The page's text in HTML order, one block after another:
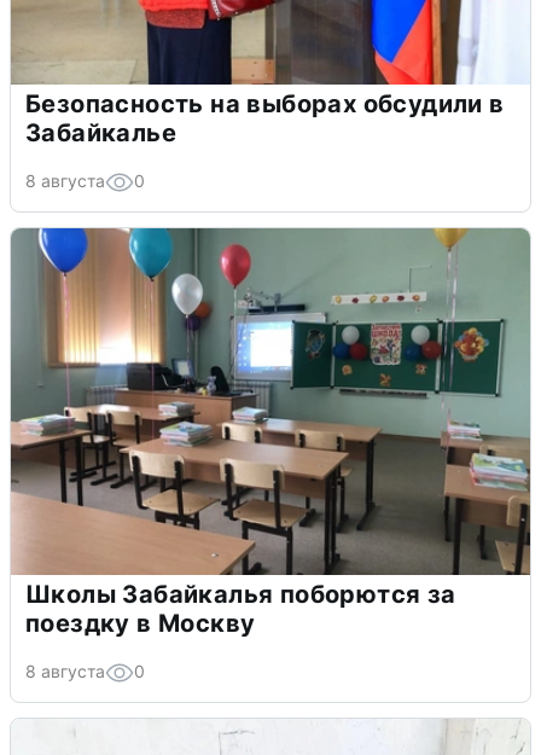
Безопасность на выборах обсудили в
Забайкалье
8 августа 0
Школы Забайкалья поборются за
поездку в Москву
8 августа 0